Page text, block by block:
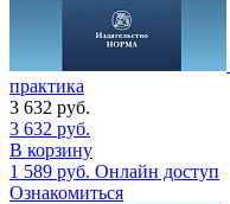
практика
3 632 руб.
3 632 руб.
В корзину
1 589 руб. Онлайн доступ
Ознакомиться